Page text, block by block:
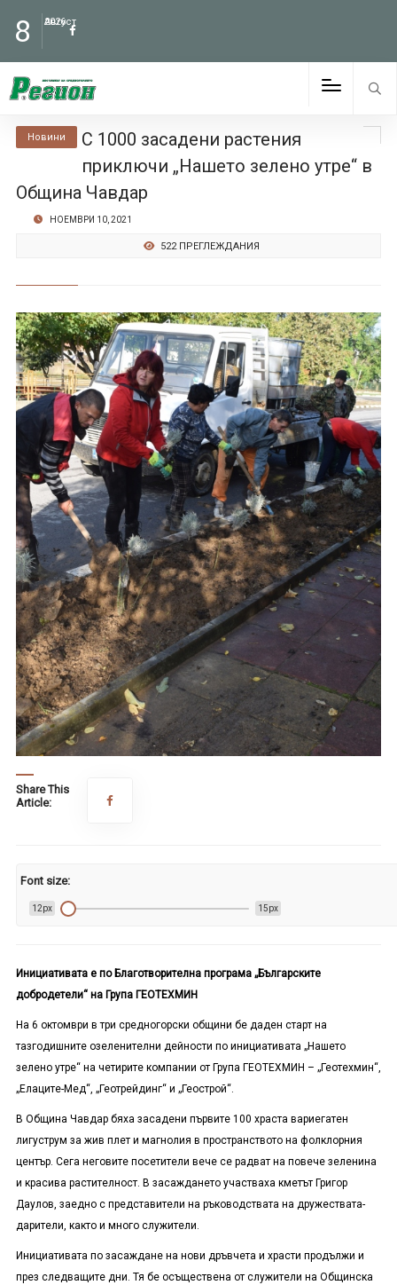
8 Август
2026
Новини
С 1000 засадени растения
приключи „Нашето зелено утре“ в
Община Чавдар
НОЕМВРИ 10, 2021
522 ПРЕГЛЕЖДАНИЯ
Share This
Article:
Font size:
12px 15px
Инициативата е по Благотворителна програма „Българските
добродетели“ на Група ГЕОТЕХМИН
На 6 октомври в три средногорски общини бе даден старт на
тазгодишните озеленителни дейности по инициативата „Нашето
зелено утре“ на четирите компании от Група ГЕОТЕХМИН – „Геотехмин“,
„Елаците-Мед“, „Геотрейдинг“ и „Геострой“.
В Община Чавдар бяха засадени първите 100 храста вариегатен
лигуструм за жив плет и магнолия в пространството на фолклорния
център. Сега неговите посетители вече се радват на повече зеленина
и красива растителност. В засаждането участваха кметът Григор
Даулов, заедно с представители на ръководствата на дружествата-
дарители, както и много служители.
Инициативата по засаждане на нови дръвчета и храсти продължи и
през следващите дни. Тя бе осъществена от служители на Общинска